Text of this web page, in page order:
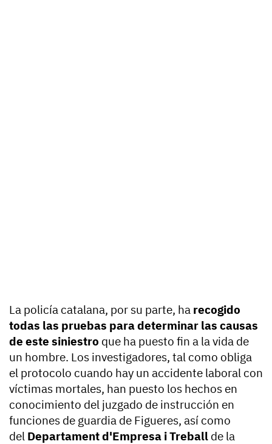
La policía catalana, por su parte, ha recogido
todas las pruebas para determinar las causas
de este siniestro que ha puesto fin a la vida de
un hombre. Los investigadores, tal como obliga
el protocolo cuando hay un accidente laboral con
víctimas mortales, han puesto los hechos en
conocimiento del juzgado de instrucción en
funciones de guardia de Figueres, así como
del Departament d'Empresa i Treball de la